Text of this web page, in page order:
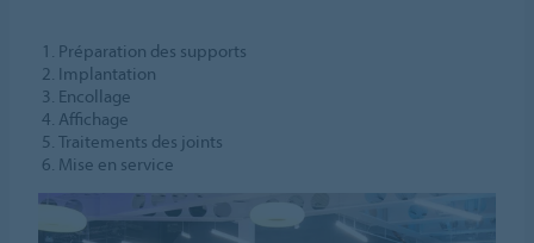
Préparation des supports
Implantation
Encollage
Affichage
Traitements des joints
Mise en service